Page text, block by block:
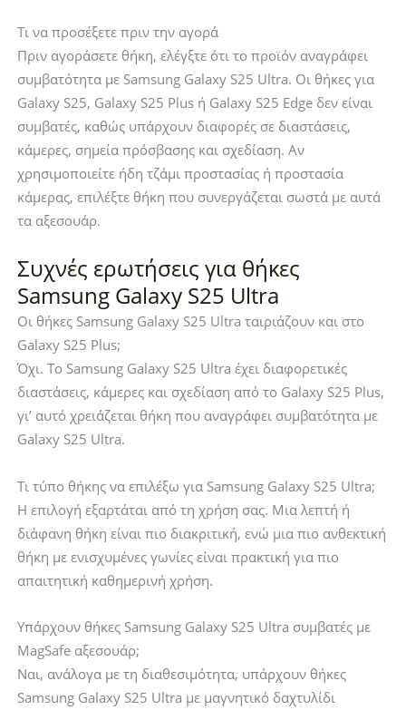
Τι να προσέξετε πριν την αγορά
Πριν αγοράσετε θήκη, ελέγξτε ότι το προϊόν αναγράφει
συμβατότητα με Samsung Galaxy S25 Ultra. Οι θήκες για
Galaxy S25, Galaxy S25 Plus ή Galaxy S25 Edge δεν είναι
συμβατές, καθώς υπάρχουν διαφορές σε διαστάσεις,
κάμερες, σημεία πρόσβασης και σχεδίαση. Αν
χρησιμοποιείτε ήδη τζάμι προστασίας ή προστασία
κάμερας, επιλέξτε θήκη που συνεργάζεται σωστά με αυτά
τα αξεσουάρ.
Συχνές ερωτήσεις για θήκες
Samsung Galaxy S25 Ultra
Οι θήκες Samsung Galaxy S25 Ultra ταιριάζουν και στο
Galaxy S25 Plus;
Όχι. Το Samsung Galaxy S25 Ultra έχει διαφορετικές
διαστάσεις, κάμερες και σχεδίαση από το Galaxy S25 Plus,
γι’ αυτό χρειάζεται θήκη που αναγράφει συμβατότητα με
Galaxy S25 Ultra.
Τι τύπο θήκης να επιλέξω για Samsung Galaxy S25 Ultra;
Η επιλογή εξαρτάται από τη χρήση σας. Μια λεπτή ή
διάφανη θήκη είναι πιο διακριτική, ενώ μια πιο ανθεκτική
θήκη με ενισχυμένες γωνίες είναι πρακτική για πιο
απαιτητική καθημερινή χρήση.
Υπάρχουν θήκες Samsung Galaxy S25 Ultra συμβατές με
MagSafe αξεσουάρ;
Ναι, ανάλογα με τη διαθεσιμότητα, υπάρχουν θήκες
Samsung Galaxy S25 Ultra με μαγνητικό δαχτυλίδι